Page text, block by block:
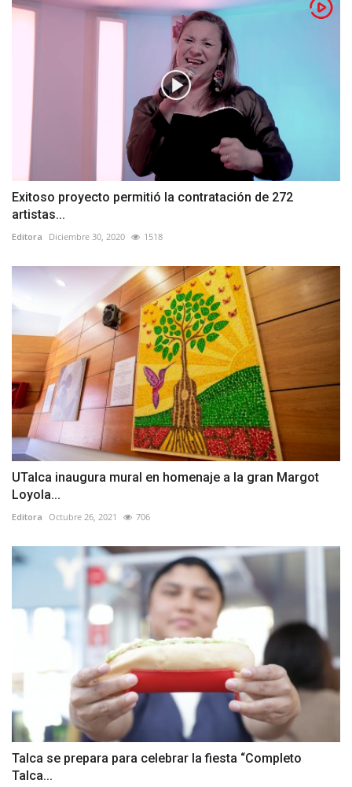
Exitoso proyecto permitió la contratación de 272
artistas...
Editora Diciembre 30, 2020 1518
UTalca inaugura mural en homenaje a la gran Margot
Loyola...
Editora Octubre 26, 2021 706
Talca se prepara para celebrar la fiesta “Completo
Talca...